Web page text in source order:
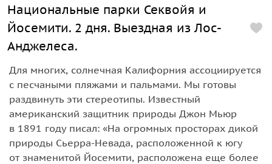
Национальные парки Секвойя и
Йосемити. 2 дня. Выездная из Лос-
Анджелеса.
Для многих, солнечная Калифорния ассоциируется
с песчаными пляжами и пальмами. Мы готовы
раздвинуть эти стереотипы. Известный
американский защитник природы Джон Мьюр
в 1891 году писал: «На огромных просторах дикой
природы Сьерра-Невада, расположенной к югу
от знаменитой Йосемити, расположена еще более